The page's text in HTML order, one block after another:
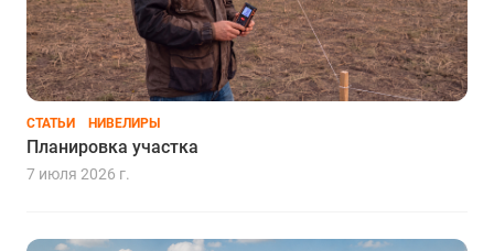
СТАТЬИ НИВЕЛИРЫ
Планировка участка
7 июля 2026 г.